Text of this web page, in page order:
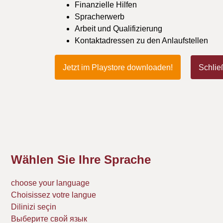
Finanzielle Hilfen
Spracherwerb
Arbeit und Qualifizierung
Kontaktadressen zu den Anlaufstellen
Jetzt im Playstore downloaden!
Wählen Sie Ihre Sprache
choose your language
Choisissez votre langue
Dilinizi seçin
Выберите свой язык